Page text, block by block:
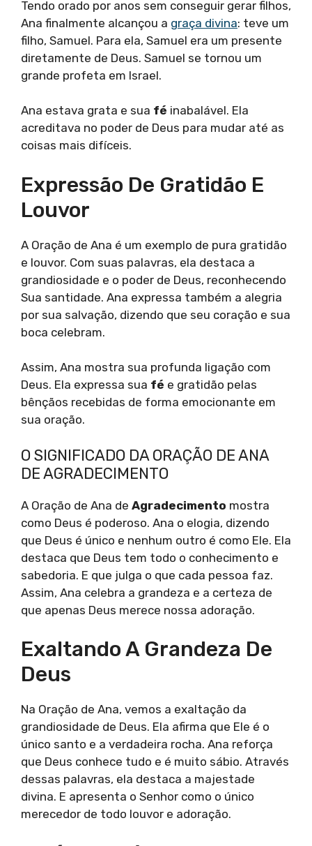
Tendo orado por anos sem conseguir gerar filhos,
Ana finalmente alcançou a graça divina: teve um
filho, Samuel. Para ela, Samuel era um presente
diretamente de Deus. Samuel se tornou um
grande profeta em Israel.
Ana estava grata e sua fé inabalável. Ela
acreditava no poder de Deus para mudar até as
coisas mais difíceis.
Expressão De Gratidão E
Louvor
A Oração de Ana é um exemplo de pura gratidão
e louvor. Com suas palavras, ela destaca a
grandiosidade e o poder de Deus, reconhecendo
Sua santidade. Ana expressa também a alegria
por sua salvação, dizendo que seu coração e sua
boca celebram.
Assim, Ana mostra sua profunda ligação com
Deus. Ela expressa sua fé e gratidão pelas
bênçãos recebidas de forma emocionante em
sua oração.
O SIGNIFICADO DA ORAÇÃO DE ANA
DE AGRADECIMENTO
A Oração de Ana de Agradecimento mostra
como Deus é poderoso. Ana o elogia, dizendo
que Deus é único e nenhum outro é como Ele. Ela
destaca que Deus tem todo o conhecimento e
sabedoria. E que julga o que cada pessoa faz.
Assim, Ana celebra a grandeza e a certeza de
que apenas Deus merece nossa adoração.
Exaltando A Grandeza De
Deus
Na Oração de Ana, vemos a exaltação da
grandiosidade de Deus. Ela afirma que Ele é o
único santo e a verdadeira rocha. Ana reforça
que Deus conhece tudo e é muito sábio. Através
dessas palavras, ela destaca a majestade
divina. E apresenta o Senhor como o único
merecedor de todo louvor e adoração.